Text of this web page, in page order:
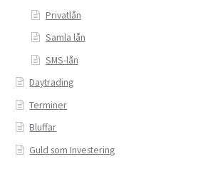
Privatlån
Samla lån
SMS-lån
Daytrading
Terminer
Bluffar
Guld som Investering